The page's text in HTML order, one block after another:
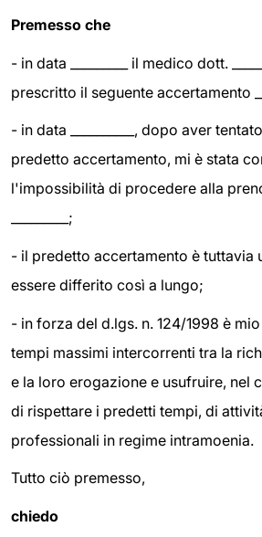
Premesso che
- in data _________ il medico dott.
prescritto il seguente accertamento
- in data __________, dopo aver
predetto accertamento, mi è stata
l'impossibilità di procedere alla
_________;
- il predetto accertamento è tuttavia
essere differito così a lungo;
- in forza del d.lgs. n. 124/1998 è
tempi massimi intercorrenti tra la
e la loro erogazione e usufruire, nel
di rispettare i predetti tempi, di
professionali in regime intramoenia.
Tutto ciò premesso,
chiedo